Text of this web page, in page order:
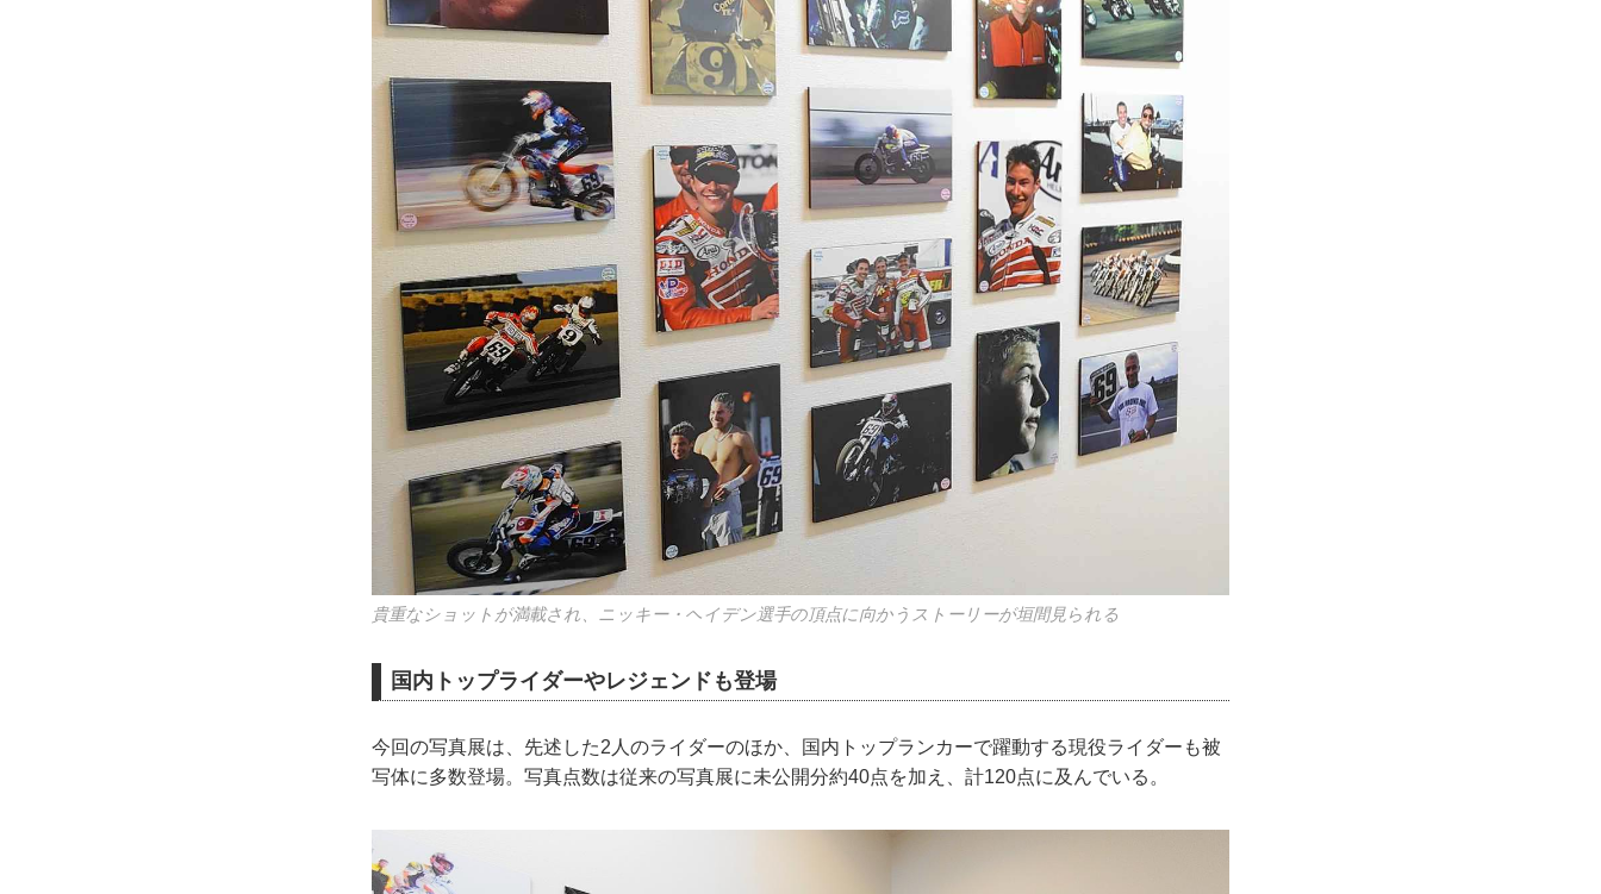
貴重なショットが満載され、ニッキー・ヘイデン選手の頂点に向かうストーリーが垣間見られる
国内トップライダーやレジェンドも登場
今回の写真展は、先述した2人のライダーのほか、国内トップランカーで躍動する現役ライダーも被
写体に多数登場。写真点数は従来の写真展に未公開分約40点を加え、計120点に及んでいる。